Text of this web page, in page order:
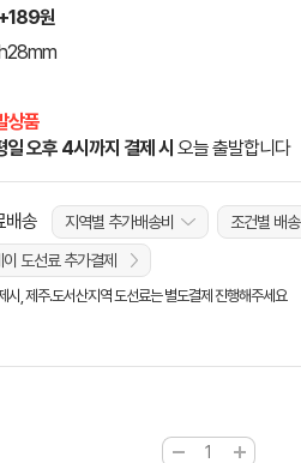
+189원
상품
일 오후 4시까지 결제 시 오늘 출발합니다
배송 지역별 추가배송비
조건별 배송
도선료 추가결제
시, 제주.도서산지역 도선료는 별도결제 진행해주세요